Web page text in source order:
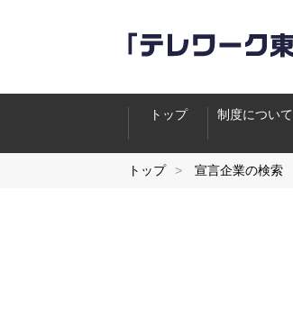
トップ 制度について
トップ 宣言企業の検索